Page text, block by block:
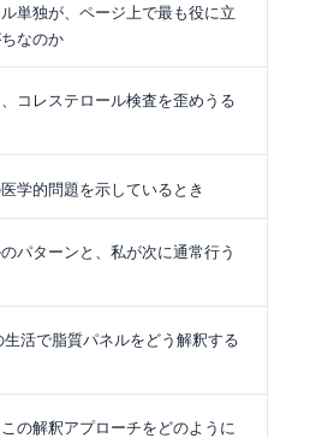
単独が、ページ上で最も役に立
なのか
コレステロール検査を歪めうる
学的問題を示しているとき
パターンと、私が次に通常行う
活で脂質パネルをどう解釈する
の解釈アプローチをどのように